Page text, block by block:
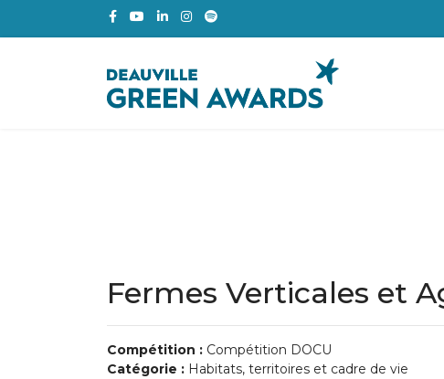
Fermes Verticales et
Compétition : Compétition DOCU
Catégorie : Habitats, territoires et cadre de vie